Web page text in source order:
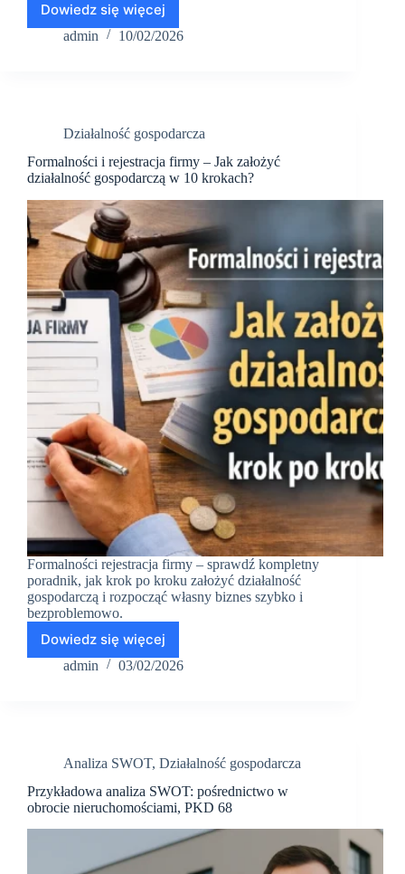
Dowiedz się więcej
Przykładowa
analiza
admin 10/02/2026
Działalność gospodarcza
Formalności i rejestracja firmy – Jak założyć
działalność gospodarczą w 10 krokach?
Formalności rejestracja firmy – sprawdź kompletny
poradnik, jak krok po kroku założyć działalność
gospodarczą i rozpocząć własny biznes szybko i
bezproblemowo.
Dowiedz się więcej
Formalności
działalność
gospodarczą
w
admin 03/02/2026
Analiza SWOT, Działalność gospodarcza
Przykładowa analiza SWOT: pośrednictwo w
obrocie nieruchomościami, PKD 68